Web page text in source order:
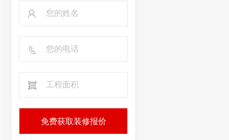
免费获取装修报价